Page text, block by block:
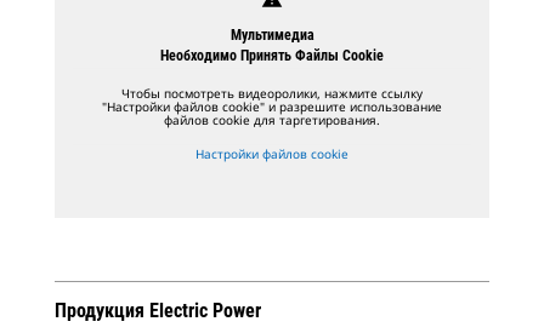
Мультимедиа
Необходимо Принять Файлы Cookie
Чтобы посмотреть видеоролики, нажмите ссылку
"Настройки файлов cookie" и разрешите использование
файлов cookie для таргетирования.
Настройки файлов cookie
Продукция Electric Power